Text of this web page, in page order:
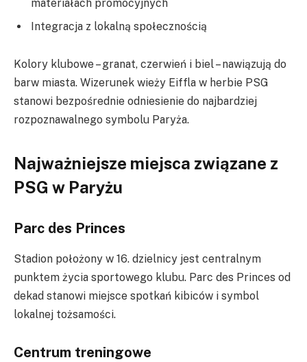
materiałach promocyjnych
Integracja z lokalną społecznością
Kolory klubowe – granat, czerwień i biel – nawiązują do
barw miasta. Wizerunek wieży Eiffla w herbie PSG
stanowi bezpośrednie odniesienie do najbardziej
rozpoznawalnego symbolu Paryża.
Najważniejsze miejsca związane z
PSG w Paryżu
Parc des Princes
Stadion położony w 16. dzielnicy jest centralnym
punktem życia sportowego klubu. Parc des Princes od
dekad stanowi miejsce spotkań kibiców i symbol
lokalnej tożsamości.
Centrum treningowe